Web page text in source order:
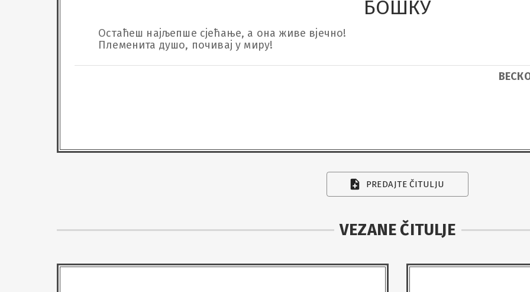
БОШКУ
Остаћеш најљепше сјећање, а она живе вјечно!
Племенита душо, почивај у миру!
PREDAJTE ČITULJU
VEZANE ČITULJE